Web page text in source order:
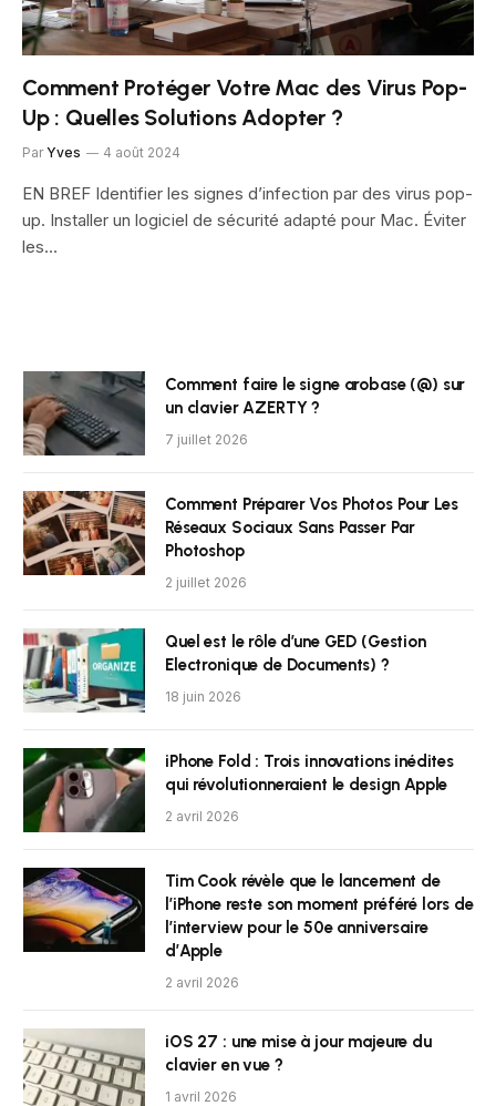
Comment Protéger Votre Mac des Virus Pop-
Up : Quelles Solutions Adopter ?
Par Yves 4 août 2024
EN BREF Identifier les signes d’infection par des virus pop-
up. Installer un logiciel de sécurité adapté pour Mac. Éviter
les…
Comment faire le signe arobase (@) sur
un clavier AZERTY ?
7 juillet 2026
Comment Préparer Vos Photos Pour Les
Réseaux Sociaux Sans Passer Par
Photoshop
2 juillet 2026
Quel est le rôle d’une GED (Gestion
Electronique de Documents) ?
18 juin 2026
iPhone Fold : Trois innovations inédites
qui révolutionneraient le design Apple
2 avril 2026
Tim Cook révèle que le lancement de
l’iPhone reste son moment préféré lors de
l’interview pour le 50e anniversaire
d’Apple
2 avril 2026
iOS 27 : une mise à jour majeure du
clavier en vue ?
1 avril 2026